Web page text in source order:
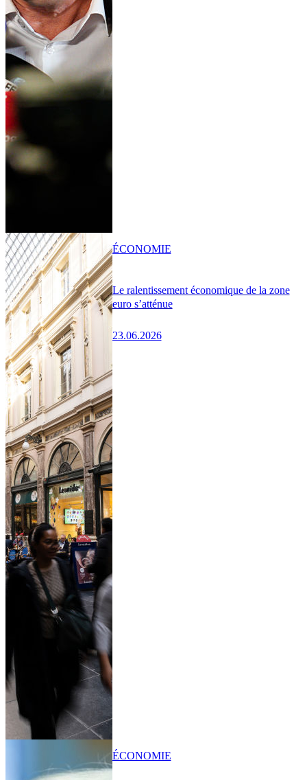
Le ralentissement économique de la zone
euro s’atténue
23.06.2026
ÉCONOMIE
ÉCONOMIE